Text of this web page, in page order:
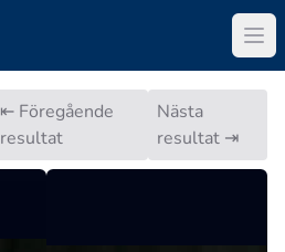
⇤ Föregående
resultat
Nästa
resultat ⇥